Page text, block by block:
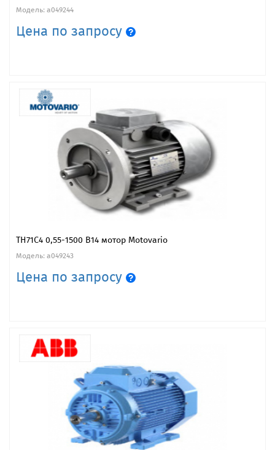
Модель: a049244
Цена по запросу
ТН71С4 0,55-1500 В14 мотор Motovario
Модель: a049243
Цена по запросу